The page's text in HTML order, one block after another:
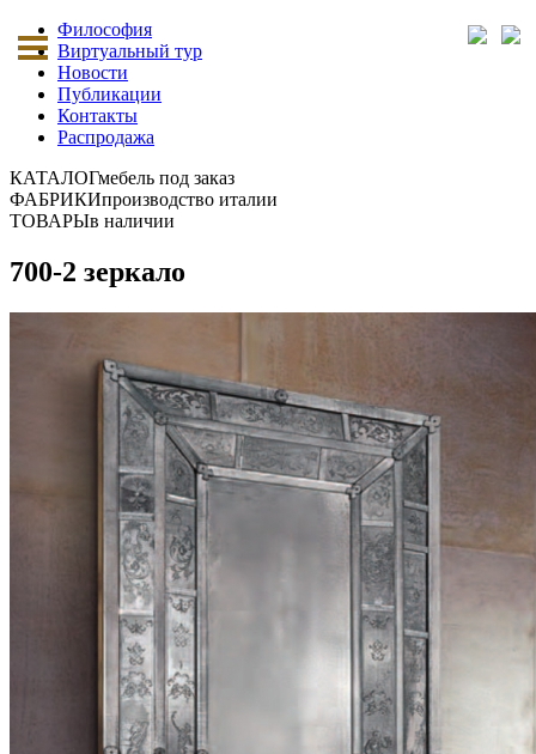
Философия
Виртуальный тур
Новости
Публикации
Контакты
Распродажа
КАТАЛОГмебель под заказ
ФАБРИКИпроизводство италии
ТОВАРЫв наличии
700-2 зеркало